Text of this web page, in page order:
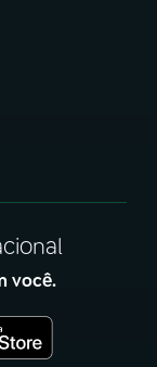
você.